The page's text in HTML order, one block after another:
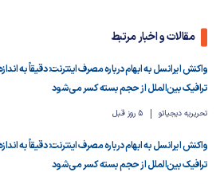
مقالات و اخبار مرتبط
واکنش ایرانسل به ابهام درباره مصرف اینترنت: دقیقاً به
ترافیک بین‌الملل از حجم بسته کسر می‌شود
تحریریه دیجیاتو 5 روز قبل
واکنش ایرانسل به ابهام درباره مصرف اینترنت: دقیقاً به
ترافیک بین‌الملل از حجم بسته کسر می‌شود